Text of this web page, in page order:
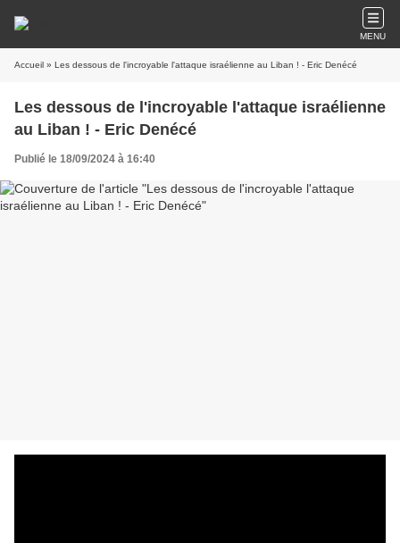
MENU
Accueil » Les dessous de l'incroyable l'attaque israélienne au Liban ! - Eric Denécé
Les dessous de l'incroyable l'attaque israélienne
au Liban ! - Eric Denécé
Publié le 18/09/2024 à 16:40